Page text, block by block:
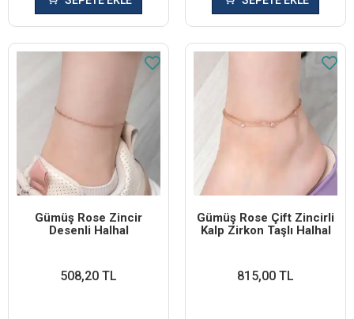
Gümüş Rose Zincir
Desenli Halhal
508,20 TL
Gümüş Rose Çift Zincirli
Kalp Zirkon Taşlı Halhal
815,00 TL